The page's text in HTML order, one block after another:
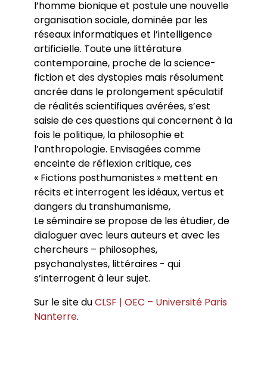
l’homme bionique et postule une nouvelle
organisation sociale, dominée par les
réseaux informatiques et l’intelligence
artificielle. Toute une littérature
contemporaine, proche de la science-
fiction et des dystopies mais résolument
ancrée dans le prolongement spéculatif
de réalités scientifiques avérées, s’est
saisie de ces questions qui concernent à la
fois le politique, la philosophie et
l’anthropologie. Envisagées comme
enceinte de réflexion critique, ces
« Fictions posthumanistes » mettent en
récits et interrogent les idéaux, vertus et
dangers du transhumanisme,
Le séminaire se propose de les étudier, de
dialoguer avec leurs auteurs et avec les
chercheurs – philosophes,
psychanalystes, littéraires - qui
s’interrogent à leur sujet.
Sur le site duCLSF | OEC – Université Paris
Nanterre.